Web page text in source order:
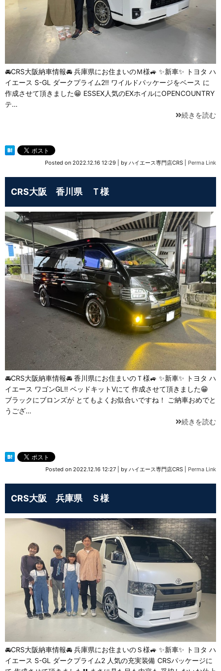
🚘CRS大阪納車情報🚘 兵庫県にお住まいのＭ様🚙 ✨新車✨ トヨタ ハ
イエース S-GL ダークプライム2‼️ ワイルドパッケージをベース に
作成させて頂きました😁 ESSEX人気のEXホイルにOPENCOUNTRY
テ…
続きを読む
Posted on 2022.12.16 12:29 by ハイエース専門店CRS Perma Link
CRS大阪 香川県 Ｔ様
🚘CRS大阪納車情報🚘 香川県にお住まいのＴ様🚙 ✨新車✨ トヨタ ハ
イエース ワゴンGL‼️ ベッドキットⅤにて 作成させて頂きました😁
ブラックにブロンズが とてもよくお似合いですね！ ご納車おめでと
うござ…
続きを読む
Posted on 2022.12.16 12:27 by ハイエース専門店CRS Perma Link
CRS大阪 兵庫県 Ｓ様
🚘CRS大阪納車情報🚘 兵庫県にお住まいのＳ様🚙 ✨新車✨ トヨタ ハ
イエース S-GL ダークプライム2 人気の充実装備 CRSパッケージに